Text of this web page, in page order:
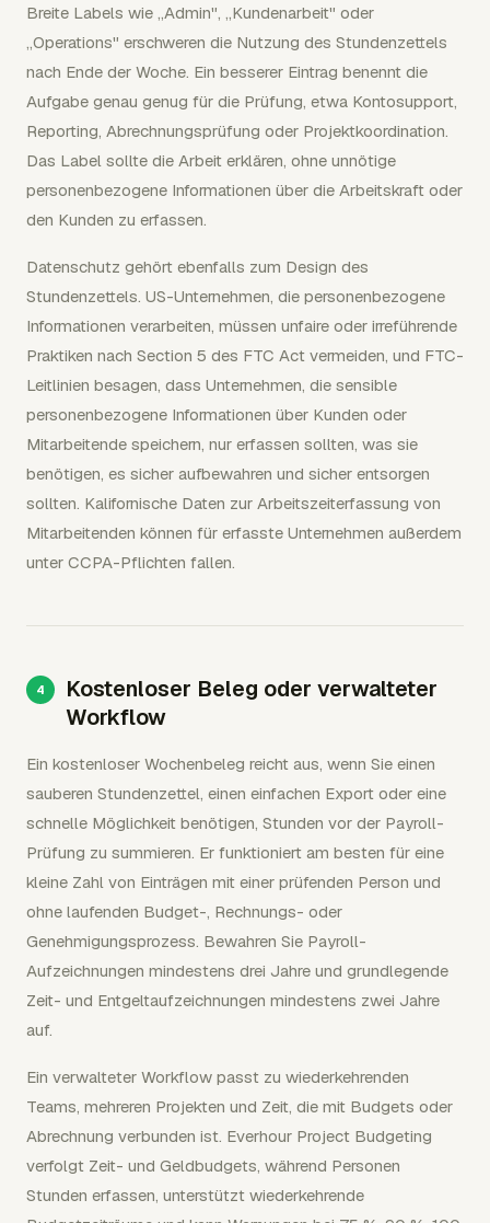
Breite Labels wie „Admin", „Kundenarbeit" oder
„Operations" erschweren die Nutzung des Stundenzettels
nach Ende der Woche. Ein besserer Eintrag benennt die
Aufgabe genau genug für die Prüfung, etwa Kontosupport,
Reporting, Abrechnungsprüfung oder Projektkoordination.
Das Label sollte die Arbeit erklären, ohne unnötige
personenbezogene Informationen über die Arbeitskraft oder
den Kunden zu erfassen.
Datenschutz gehört ebenfalls zum Design des
Stundenzettels. US-Unternehmen, die personenbezogene
Informationen verarbeiten, müssen unfaire oder irreführende
Praktiken nach Section 5 des FTC Act vermeiden, und FTC-
Leitlinien besagen, dass Unternehmen, die sensible
personenbezogene Informationen über Kunden oder
Mitarbeitende speichern, nur erfassen sollten, was sie
benötigen, es sicher aufbewahren und sicher entsorgen
sollten. Kalifornische Daten zur Arbeitszeiterfassung von
Mitarbeitenden können für erfasste Unternehmen außerdem
unter CCPA-Pflichten fallen.
Kostenloser Beleg oder verwalteter
Workflow
Ein kostenloser Wochenbeleg reicht aus, wenn Sie einen
sauberen Stundenzettel, einen einfachen Export oder eine
schnelle Möglichkeit benötigen, Stunden vor der Payroll-
Prüfung zu summieren. Er funktioniert am besten für eine
kleine Zahl von Einträgen mit einer prüfenden Person und
ohne laufenden Budget-, Rechnungs- oder
Genehmigungsprozess. Bewahren Sie Payroll-
Aufzeichnungen mindestens drei Jahre und grundlegende
Zeit- und Entgeltaufzeichnungen mindestens zwei Jahre
auf.
Ein verwalteter Workflow passt zu wiederkehrenden
Teams, mehreren Projekten und Zeit, die mit Budgets oder
Abrechnung verbunden ist. Everhour Project Budgeting
verfolgt Zeit- und Geldbudgets, während Personen
Stunden erfassen, unterstützt wiederkehrende